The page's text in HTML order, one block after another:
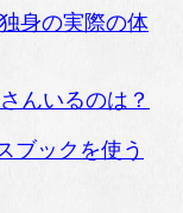
身の実際の体
んいるのは？
ブックを使う